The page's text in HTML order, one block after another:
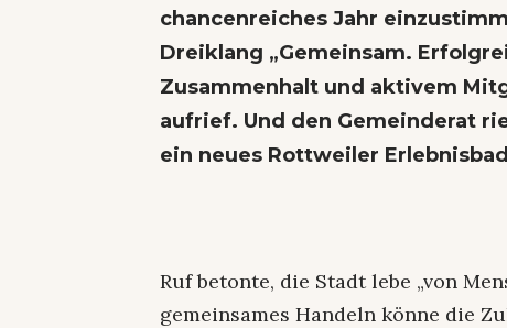
chancenreiches Jahr
Dreiklang „Gemeinsam.
Zusammenhalt und aktivem
aufrief. Und den Gemeinderat
ein neues Rottweiler
Ruf betonte, die Stadt lebe „von
gemeinsames Handeln könne die